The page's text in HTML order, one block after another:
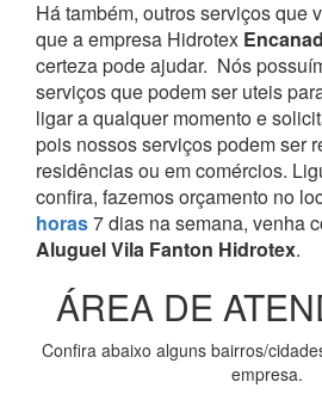
Há também, outros serviços que
que a empresa Hidrotex
certeza pode ajudar. Nós
serviços que podem ser uteis
ligar a qualquer momento e
pois nossos serviços podem ser
residências ou em comércios.
confira, fazemos orçamento no
horas7 dias na semana, venha
Aluguel Vila Fanton Hidrotex.
ÁREA DE
Confira abaixo alguns bairros/
empresa.